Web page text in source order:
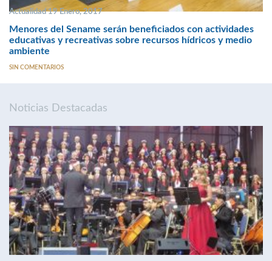
Actualidad 19 Enero, 2017
Menores del Sename serán beneficiados con actividades
educativas y recreativas sobre recursos hídricos y medio
ambiente
SIN COMENTARIOS
Noticias Destacadas